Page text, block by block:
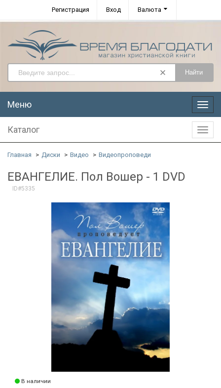
Регистрация Вход Валюта
Найти
Меню
Меню
Каталог
Главная Диски Видео Видеопроповеди
ЕВАНГЕЛИЕ. Пол Вошер - 1 DVD
ID#5335
В наличии